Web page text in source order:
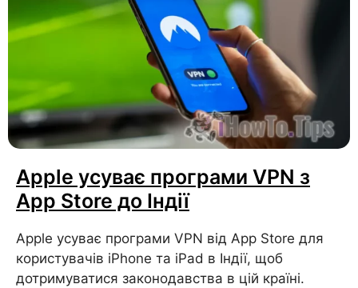
Apple усуває програми VPN з
App Store до Індії
Apple усуває програми VPN від App Store для
користувачів iPhone та iPad в Індії, щоб
дотримуватися законодавства в цій країні.